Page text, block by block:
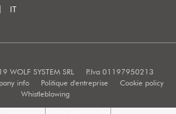
IT
WOLF SYSTEM SRL
P.Iva 01197950213
info Politique d'entreprise
Cookie policy
Whistleblowing